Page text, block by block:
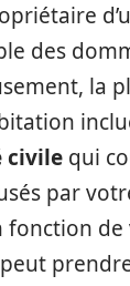
des
la
civile qui
par
fonction